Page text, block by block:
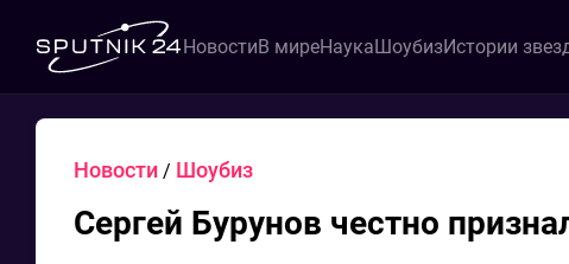
НовостиВ миреНаукаШоубизИстории
Новости / Шоубиз
Сергей Бурунов честно